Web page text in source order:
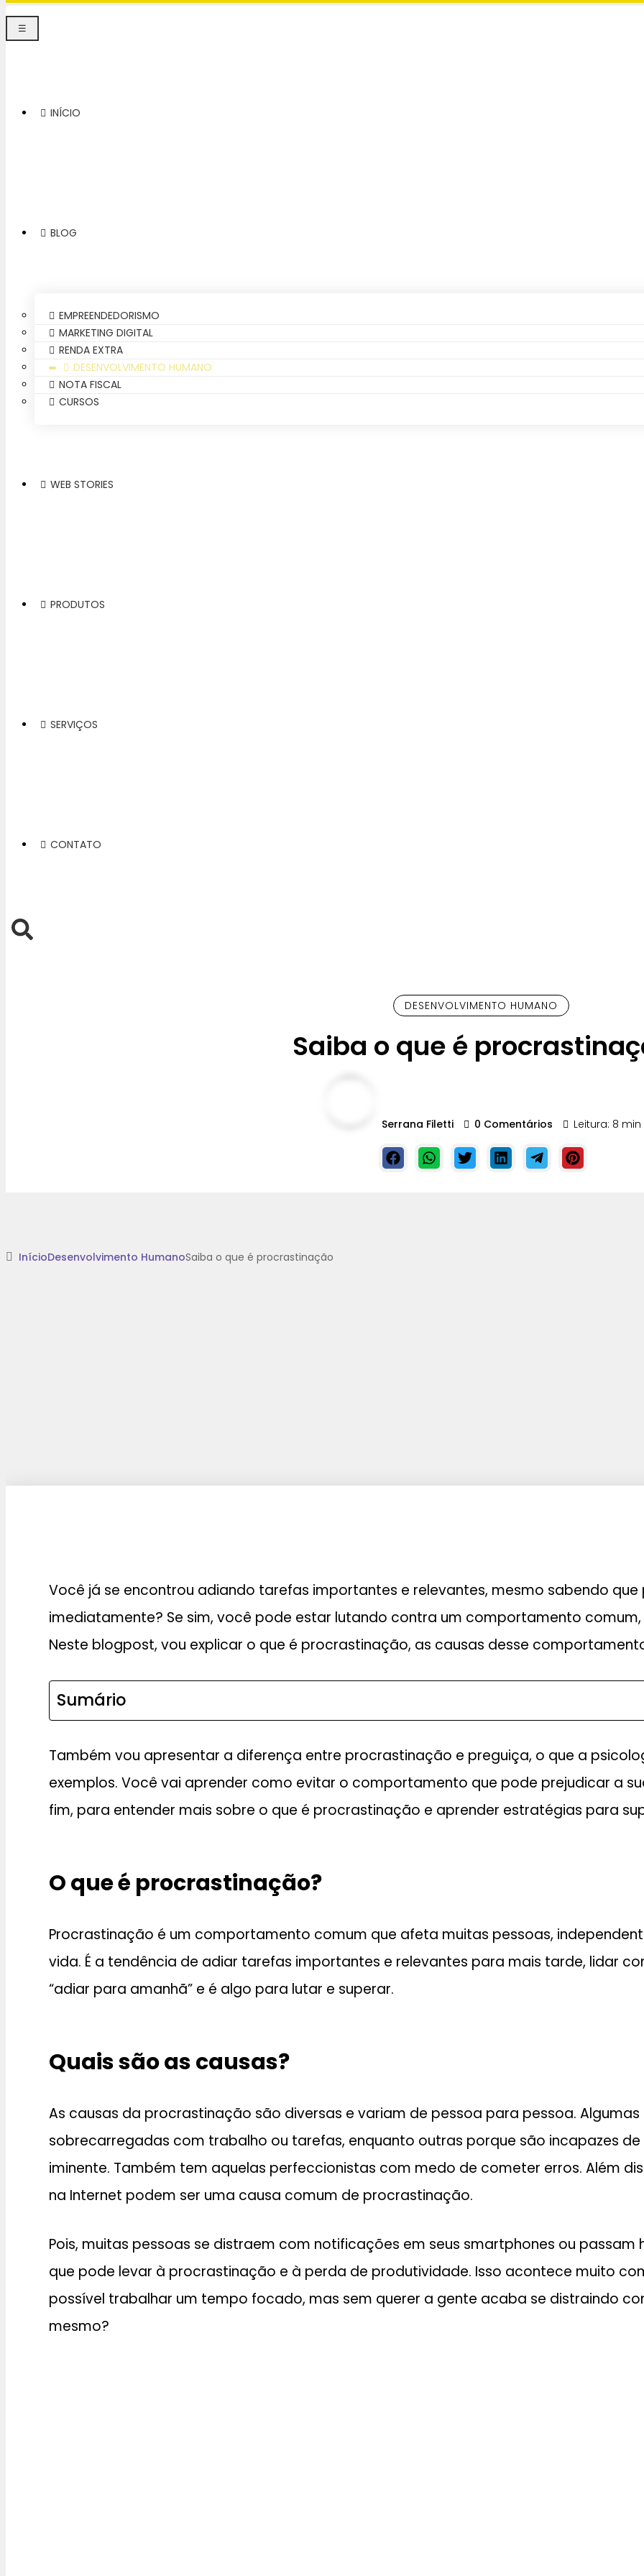
☰
INÍCIO
BLOG
EMPREENDEDORISMO
MARKETING DIGITAL
RENDA EXTRA
DESENVOLVIMENTO HUMANO
NOTA FISCAL
CURSOS
WEB STORIES
PRODUTOS
SERVIÇOS
CONTATO
DESENVOLVIMENTO HUMANO
Saiba o que é
Serrana Filetti 0 Comentários Leitura: 8 min
InícioDesenvolvimento HumanoSaiba o que é procrastinação
Você já se encontrou adiando tarefas importantes e relevantes, mesmo sabendo
imediatamente? Se sim, você pode estar lutando contra um comportamento
Neste blogpost, vou explicar o que é procrastinação, as causas desse
Sumário
Também vou apresentar a diferença entre procrastinação e preguiça, o que a
exemplos. Você vai aprender como evitar o comportamento que pode prejudicar a
fim, para entender mais sobre o que é procrastinação e aprender estratégias para
O que é procrastinação?
Procrastinação é um comportamento comum que afeta muitas pessoas,
vida. É a tendência de adiar tarefas importantes e relevantes para mais tarde, lidar
“adiar para amanhã” e é algo para lutar e superar.
Quais são as causas?
As causas da procrastinação são diversas e variam de pessoa para pessoa.
sobrecarregadas com trabalho ou tarefas, enquanto outras porque são incapazes
iminente. Também tem aquelas perfeccionistas com medo de cometer erros. Além
na Internet podem ser uma causa comum de procrastinação.
Pois, muitas pessoas se distraem com notificações em seus smartphones ou passam
que pode levar à procrastinação e à perda de produtividade. Isso acontece muito
possível trabalhar um tempo focado, mas sem querer a gente acaba se distraindo
mesmo?